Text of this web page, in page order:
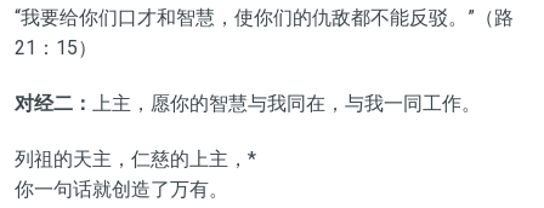
“我要给你们口才和智慧，使你们的仇敌都不能反驳。”（路
21：15）
对经二： 上主，愿你的智慧与我同在，与我一同工作。
列祖的天主，仁慈的上主，*
你一句话就创造了万有。